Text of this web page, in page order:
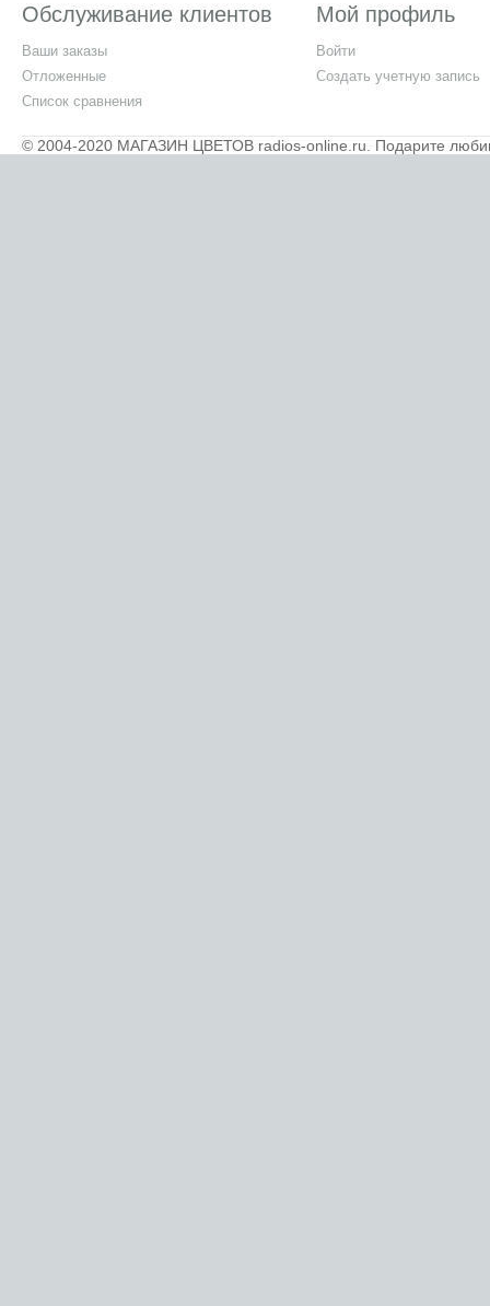
Обслуживание клиентов
Ваши заказы
Отложенные
Список сравнения
Мой профиль
Войти
Создать учетную запись
© 2004-2020 МАГАЗИН ЦВЕТОВ radios-online.ru. Подарите